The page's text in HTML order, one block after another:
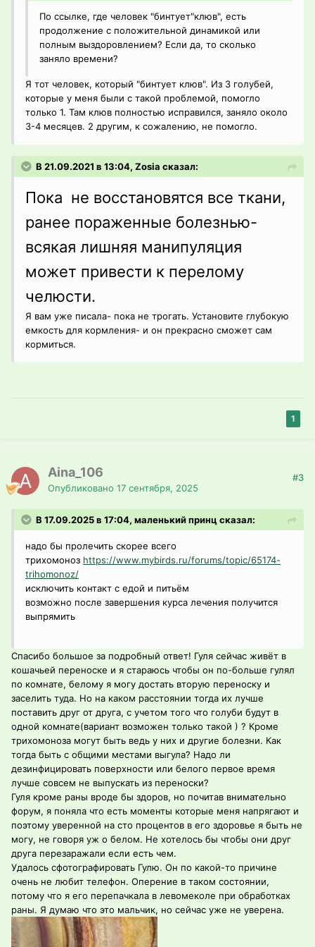
По ссылке, где человек "бинтует"клюв", есть
продолжение с положительной динамикой или
полным выздоровлением? Если да, то сколько
заняло времени?
Я тот человек, который "бинтует клюв". Из 3 голубей,
которые у меня были с такой проблемой, помогло
только 1. Там клюв полностью исправился, заняло около
3-4 месяцев. 2 другим, к сожалению, не помогло.
В 21.09.2021 в 13:04, Zosia сказал:
Пока не восстановятся все ткани,
ранее пораженные болезнью-
всякая лишняя манипуляция
может привести к перелому
челюсти.
Я вам уже писала- пока не трогать. Установите глубокую
емкость для кормления- и он прекрасно сможет сам
кормиться.
1
Aina_106
Опубликовано 17 сентября, 2025
#3
В 17.09.2025 в 17:04, маленький принц сказал:
надо бы пролечить скорее всего
трихомоноз https://www.mybirds.ru/forums/topic/65174-
trihomonoz/
исключить контакт с едой и питьём
возможно после завершения курса лечения получится
выпрямить
Спасибо большое за подробный ответ! Гуля сейчас живёт в
кошачьей переноске и я стараюсь чтобы он по-больше гулял
по комнате, белому я могу достать вторую переноску и
заселить туда. Но на каком расстоянии тогда их лучше
поставить друг от друга, с учетом того что голуби будут в
одной комнате(вариант возможен только такой ) ? Кроме
трихомоноза могут быть ведь у них и другие болезни. Как
тогда быть с общими местами выгула? Надо ли
дезинфицировать поверхности или белого первое время
лучше совсем не выпускать из переноски?
Гуля кроме раны вроде бы здоров, но почитав внимательно
форум, я поняла что есть моменты которые меня напрягают и
поэтому уверенной на сто процентов в его здоровье я быть не
могу, не говоря уж о белом. Не хотелось бы чтобы они друг
друга перезаражали если есть чем.
Удалось сфотографировать Гулю. Он по какой-то причине
очень не любит телефон. Оперение в таком состоянии,
потому что я его перепачкала в левомеколе при обработках
раны. Я думаю что это мальчик, но сейчас уже не уверена.